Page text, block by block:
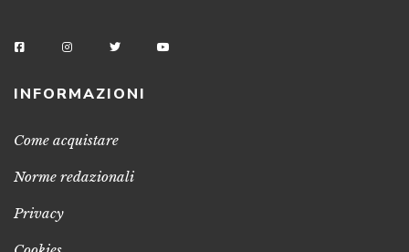
INFORMAZIONI
Come acquistare
Norme redazionali
Privacy